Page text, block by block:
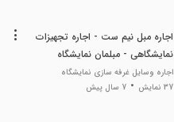
اجاره مبل نیم ست - اجاره تجهیزات
نمایشگاهی - مبلمان نمایشگاه
اجاره وسایل غرفه سازی نمایشگاه
37 نمایش
7 سال پیش